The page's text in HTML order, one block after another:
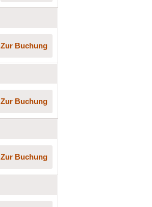
Zur Buchung
Zur Buchung
Zur Buchung